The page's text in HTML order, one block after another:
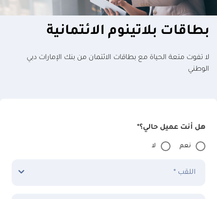
بطاقات بلاتينوم الائتمانية
لا تفوت متعة الحياة مع بطاقات الائتمان من بنك الإمارات دبي
الوطني
هل أنت عميل حالي؟*
نعم لا
اللقب *